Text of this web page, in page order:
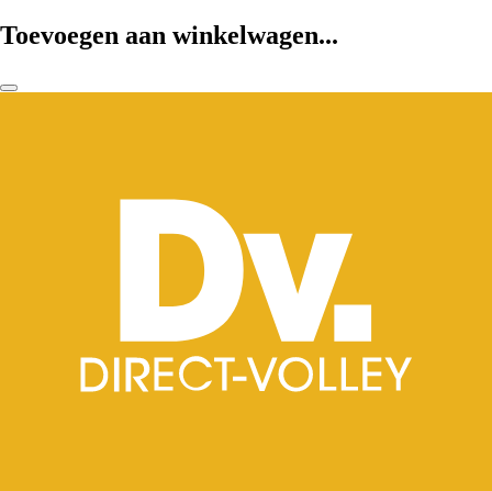
Toevoegen aan winkelwagen...